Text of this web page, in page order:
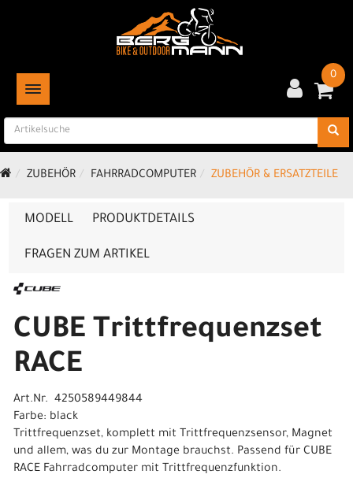
TOGGLE NAVIGATION
0
ZUBEHÖR FAHRRADCOMPUTER ZUBEHÖR & ERSATZTEILE
MODELL PRODUKTDETAILS
FRAGEN ZUM ARTIKEL
CUBE Trittfrequenzset
RACE
Art.Nr. 4250589449844
Farbe: black
Trittfrequenzset, komplett mit Trittfrequenzsensor, Magnet
und allem, was du zur Montage brauchst. Passend für CUBE
RACE Fahrradcomputer mit Trittfrequenzfunktion.